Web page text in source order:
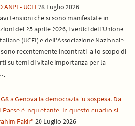
ANPI - UCEI 28 Luglio 2026
tensioni che si sono manifestate in
del 25 aprile 2026, i vertici dell'Unione
(UCEI) e dell'Associazione Nazionale
sono recentemente incontrati allo scopo di
su temi di vitale importanza per la
a Genova la democrazia fu sospesa. Da
Paese è inquietante. In questo quadro si
Fakir" 20 Luglio 2026